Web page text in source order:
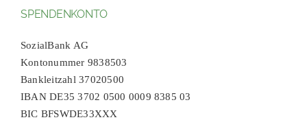
SPENDENKONTO
SozialBank AG
Kontonummer 9838503
Bankleitzahl 37020500
IBAN DE35 3702 0500 0009 8385 03
BIC BFSWDE33XXX